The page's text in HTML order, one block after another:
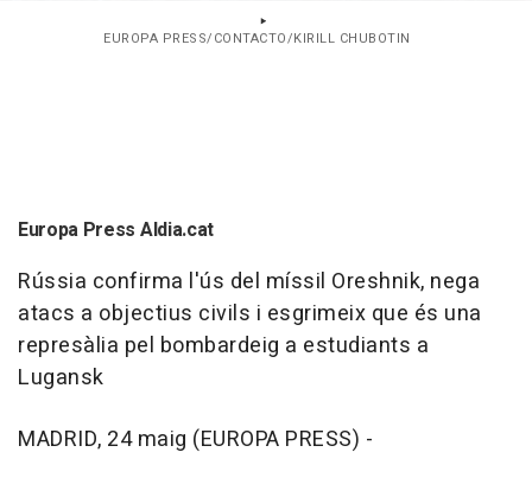
EUROPA PRESS/CONTACTO/KIRILL CHUBOTIN
Europa Press Aldia.cat
Rússia confirma l'ús del míssil Oreshnik, nega
atacs a objectius civils i esgrimeix que és una
represàlia pel bombardeig a estudiants a
Lugansk
MADRID, 24 maig (EUROPA PRESS) -